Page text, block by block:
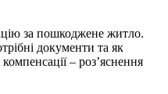
за пошкоджене житло.
документи та як
– роз’яснення